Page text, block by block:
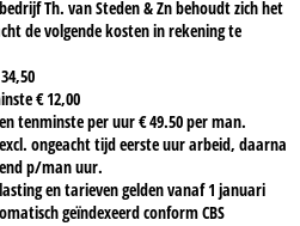
Th. van Steden & Zn behoudt zich het
de volgende kosten in rekening te
€ 12,00
tenminste per uur € 49.50 per man.
ongeacht tijd eerste uur arbeid, daarna
p/man uur.
en tarieven gelden vanaf 1 januari
geïndexeerd conform CBS